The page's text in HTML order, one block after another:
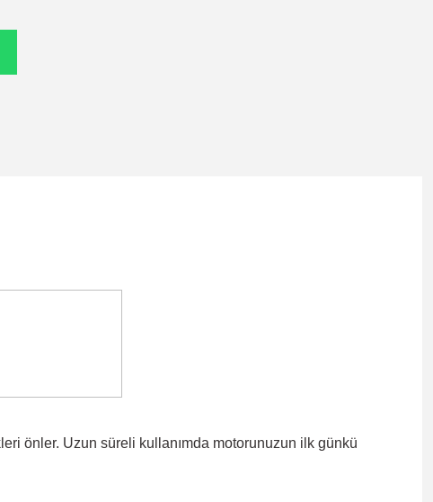
önler. Uzun süreli kullanımda motorunuzun ilk günkü